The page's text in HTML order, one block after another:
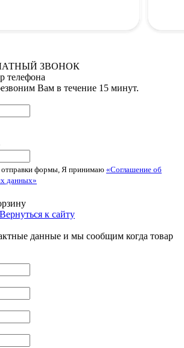
ЗВОНОК
телефона
Вам в течение 15 минут.
формы, Я принимаю «Соглашение об
данных»
Вернуться к сайту
данные и мы сообщим когда товар